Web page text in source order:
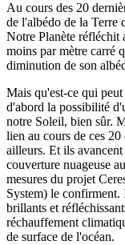
Au cours des 20
de l'albédo de la Terre
Notre Planète réfléchit
moins par mètre carré
diminution de son
Mais qu'est-ce qui
d'abord la possibilité
notre Soleil, bien sûr.
lien au cours de ces
ailleurs. Et ils
couverture nuageuse
mesures du projet
System) le confirment.
brillants et
réchauffement
de surface de l'océan.